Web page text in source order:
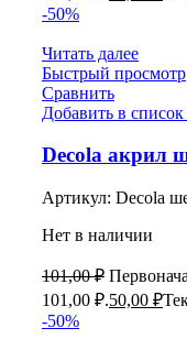
-50%
Читать далее
Быстрый просмотр
Сравнить
Добавить в
Decola акрил
Артикул: Decola
Нет в наличии
101,00₽
101,00 ₽.50,00 ₽
-50%